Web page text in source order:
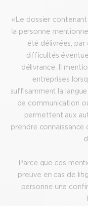
« Le dossier
la personne
été délivrées, par
difficultés
délivrance. Il
entreprises
suffisamment la
de communication
permettent aux
prendre
Parce que ces
preuve en cas de
personne une